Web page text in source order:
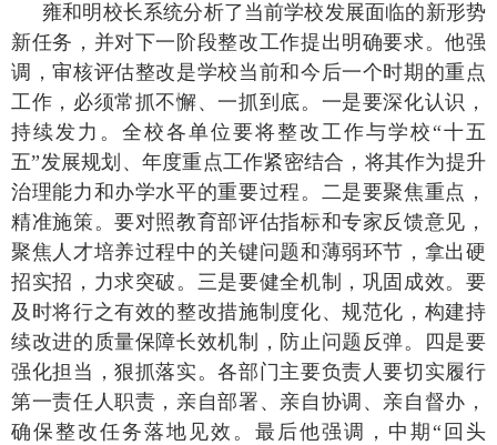
雍和明校长系统分析了当前学校发展面临的新形势
新任务，并对下一阶段整改工作提出明确要求。他强
调，审核评估整改是学校当前和今后一个时期的重点
工作，必须常抓不懈、一抓到底。一是要深化认识，
持续发力。全校各单位要将整改工作与学校“十五
五”发展规划、年度重点工作紧密结合，将其作为提升
治理能力和办学水平的重要过程。二是要聚焦重点，
精准施策。要对照教育部评估指标和专家反馈意见，
聚焦人才培养过程中的关键问题和薄弱环节，拿出硬
招实招，力求突破。三是要健全机制，巩固成效。要
及时将行之有效的整改措施制度化、规范化，构建持
续改进的质量保障长效机制，防止问题反弹。四是要
强化担当，狠抓落实。各部门主要负责人要切实履行
第一责任人职责，亲自部署、亲自协调、亲自督办，
确保整改任务落地见效。最后他强调，中期“回头